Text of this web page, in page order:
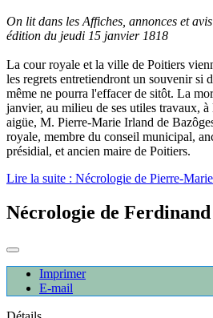
On lit dans les Affiches, annonces et
édition du jeudi 15 janvier 1818
La cour royale et la ville de Poitiers
les regrets entretiendront un souvenir si
même ne pourra l'effacer de sitôt. La
janvier, au milieu de ses utiles travaux,
aigüe, M. Pierre-Marie Irland de
royale, membre du conseil municipal,
présidial, et ancien maire de Poitiers.
Lire la suite : Nécrologie de Pierre-
Nécrologie de
Imprimer
E-mail